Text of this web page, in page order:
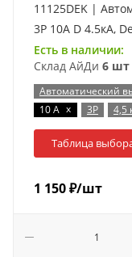
11125DEK |
3P 10А D 4.5кА,
Есть в наличии:
Склад АйДи 6 шт
Автоматический
10 А x 3P 4,5
Таблица
1 150₽/шт